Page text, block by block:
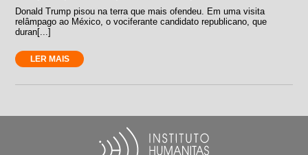
Donald Trump pisou na terra que mais ofendeu. Em uma visita
relâmpago ao México, o vociferante candidato republicano, que
duran[...]
LER MAIS